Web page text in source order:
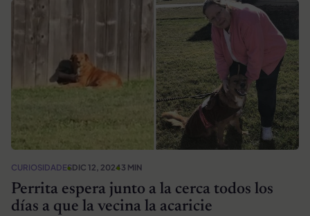
CURIOSIDADESDIC 12, 20243 MIN
Perrita espera junto a la cerca todos los
días a que la vecina la acaricie